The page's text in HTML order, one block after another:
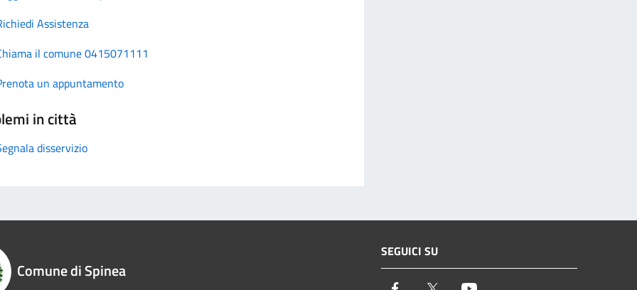
Assistenza
il comune 0415071111
un appuntamento
in città
disservizio
Comune di Spinea
SEGUICI SU